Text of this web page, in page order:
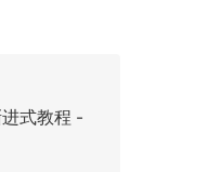
式教程 -